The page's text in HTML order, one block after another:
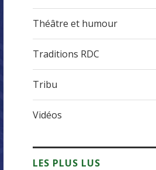
Théâtre et humour
Traditions RDC
Tribu
Vidéos
LES PLUS LUS